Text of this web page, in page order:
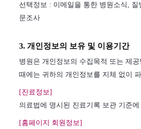
선택정보 : 이메일을 통한 병원소식, 질
문조사
3. 개인정보의 보유 및 이용기간
병원은 개인정보의 수집목적 또는 제공
때에는 귀하의 개인정보를 지체 없이
[진료정보]
의료법에 명시된 진료기록 보관 기준
[홈페이지 회원정보]